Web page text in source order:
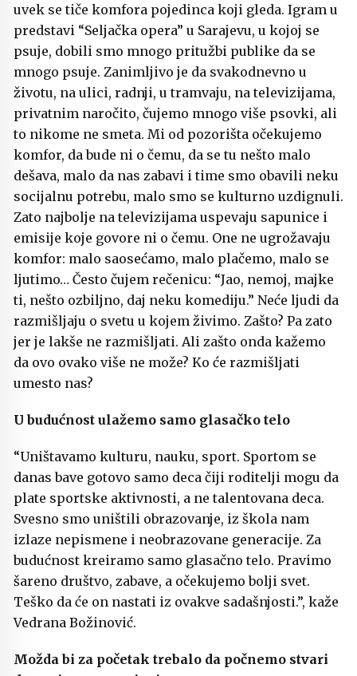
uvek se tiče komfora pojedinca koji gleda. Igram u
predstavi “Seljačka opera” u Sarajevu, u kojoj se
psuje, dobili smo mnogo pritužbi publike da se
mnogo psuje. Zanimljivo je da svakodnevno u
životu, na ulici, radnji, u tramvaju, na televizijama,
privatnim naročito, čujemo mnogo više psovki, ali
to nikome ne smeta. Mi od pozorišta očekujemo
komfor, da bude ni o čemu, da se tu nešto malo
dešava, malo da nas zabavi i time smo obavili neku
socijalnu potrebu, malo smo se kulturno uzdignuli.
Zato najbolje na televizijama uspevaju sapunice i
emisije koje govore ni o čemu. One ne ugrožavaju
komfor: malo saosećamo, malo plačemo, malo se
ljutimo… Često čujem rečenicu: “Jao, nemoj, majke
ti, nešto ozbiljno, daj neku komediju.” Neće ljudi da
razmišljaju o svetu u kojem živimo. Zašto? Pa zato
jer je lakše ne razmišljati. Ali zašto onda kažemo
da ovo ovako više ne može? Ko će razmišljati
umesto nas?
U budućnost ulažemo samo glasačko telo
“Uništavamo kulturu, nauku, sport. Sportom se
danas bave gotovo samo deca čiji roditelji mogu da
plate sportske aktivnosti, a ne talentovana deca.
Svesno smo uništili obrazovanje, iz škola nam
izlaze nepismene i neobrazovane generacije. Za
budućnost kreiramo samo glasačno telo. Pravimo
šareno društvo, zabave, a očekujemo bolji svet.
Teško da će on nastati iz ovakve sadašnjosti.”, kaže
Vedrana Božinović.
Možda bi za početak trebalo da počnemo stvari